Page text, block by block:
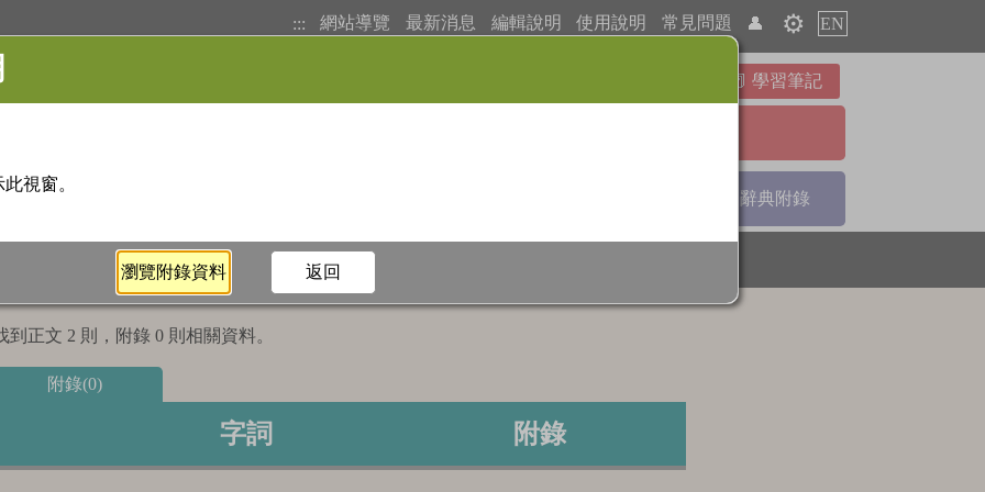
::: 網站導覽 最新消息 編輯說明 使用說明 常見問題 👤 ⚙️ EN
學習筆記
辭典附錄
到正文 2 則，附錄 0 則相關資料。
附錄(0)
字詞 附錄